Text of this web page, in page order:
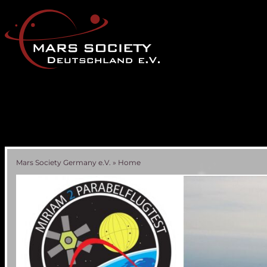
Mars Society Germany e.V. » Home